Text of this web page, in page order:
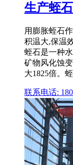
生产蛭
用膨胀蛭石
积温大,保温
蛭石是一种
矿物风化蚀
大1825倍。
联系电话: 180